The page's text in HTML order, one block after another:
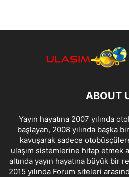
ABOUT
Yayın hayatına 2007 yılında
başlayan, 2008 yılında başka
kavuşarak sadece
ulaşım sistemlerine hitap etmek
altında yayın hayatına büyük bir
2015 yılında Forum siteleri